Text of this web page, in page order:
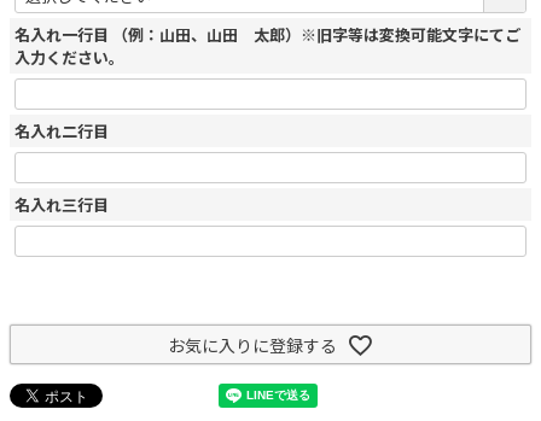
名入れ一行目 （例：山田、山田 太郎）※旧字等は変換可能文字にてご
入力ください。
名入れ二行目
名入れ三行目
お気に入りに登録する